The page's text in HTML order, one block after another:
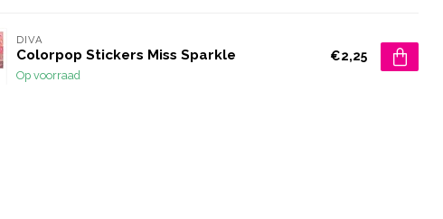
DIVA
Colorpop Stickers Miss Sparkle
Op voorraad
€2,25